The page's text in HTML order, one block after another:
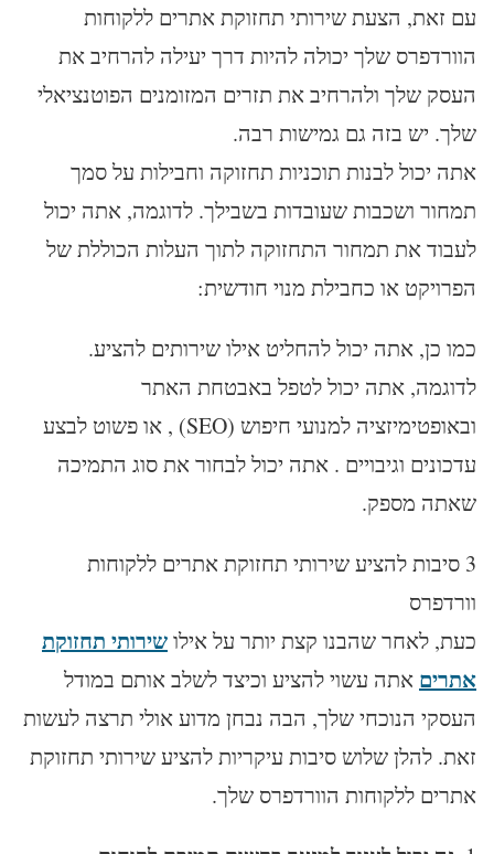
עם זאת, הצעת שירותי תחזוקת אתרים ללקוחות
הוורדפרס שלך יכולה להיות דרך יעילה להרחיב את
העסק שלך ולהרחיב את תזרים המזומנים הפוטנציאלי
שלך. יש בזה גם גמישות רבה.
אתה יכול לבנות תוכניות תחזוקה וחבילות על סמך
תמחור ושכבות שעובדות בשבילך. לדוגמה, אתה יכול
לעבוד את תמחור התחזוקה לתוך העלות הכוללת של
הפרויקט או כחבילת מנוי חודשית:
כמו כן, אתה יכול להחליט אילו שירותים להציע.
לדוגמה, אתה יכול לטפל באבטחת האתר
ובאופטימיזציה למנועי חיפוש (SEO) , או פשוט לבצע
עדכונים וגיבויים . אתה יכול לבחור את סוג התמיכה
שאתה מספק.
3 סיבות להציע שירותי תחזוקת אתרים ללקוחות
וורדפרס
כעת, לאחר שהבנו קצת יותר על אילושירותי תחזוקת
אתרים אתה עשוי להציע וכיצד לשלב אותם במודל
העסקי הנוכחי שלך, הבה נבחן מדוע אולי תרצה לעשות
זאת. להלן שלוש סיבות עיקריות להציע שירותי תחזוקת
אתרים ללקוחות הוורדפרס שלך.